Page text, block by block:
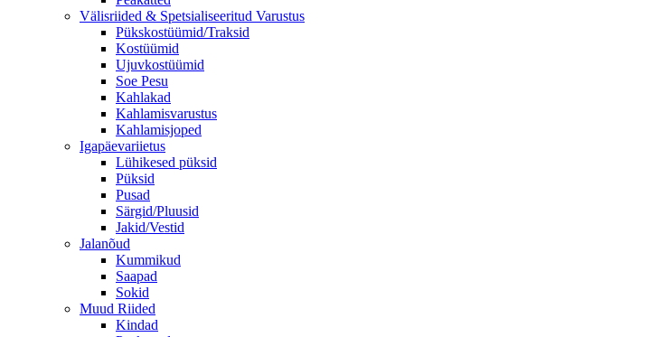
Välisriided & Spetsialiseeritud Varustus
Pükskostüümid/Traksid
Kostüümid
Ujuvkostüümid
Soe Pesu
Kahlakad
Kahlamisvarustus
Kahlamisjoped
Igapäevariietus
Lühikesed püksid
Püksid
Pusad
Särgid/Pluusid
Jakid/Vestid
Jalanõud
Kummikud
Saapad
Sokid
Muud Riided
Kindad